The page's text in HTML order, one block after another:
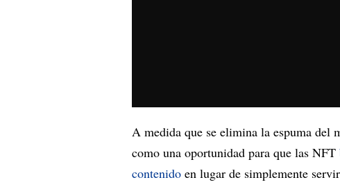
A medida que se elimina la espuma del
como una oportunidad para que las NFT
contenido en lugar de simplemente